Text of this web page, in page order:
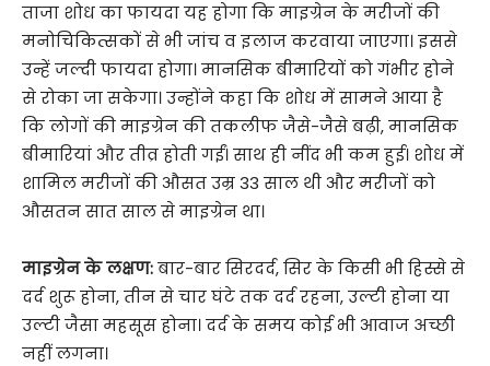
ताजा शोध का फायदा यह होगा कि माइग्रेन के मरीजों की
मनोचिकित्सकों से भी जांच व इलाज करवाया जाएगा। इससे
उन्हें जल्दी फायदा होगा। मानसिक बीमारियों को गंभीर होने
से रोका जा सकेगा। उन्होंने कहा कि शोध में सामने आया है
कि लोगों की माइग्रेन की तकलीफ जैसे-जैसे बढ़ी, मानसिक
बीमारियां और तीव्र होती गईं। साथ ही नींद भी कम हुई। शोध में
शामिल मरीजों की औसत उम्र 33 साल थी और मरीजों को
औसतन सात साल से माइग्रेन था।
माइग्रेन के लक्षण:बार-बार सिरदर्द, सिर के किसी भी हिस्से से
दर्द शुरू होना, तीन से चार घंटे तक दर्द रहना, उल्टी होना या
उल्टी जैसा महसूस होना। दर्द के समय कोई भी आवाज अच्छी
नहीं लगना।